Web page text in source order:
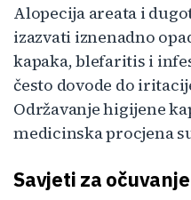
Alopecija areata i
izazvati iznenadno
kapaka, blefaritis i
često dovode do
Održavanje higijene
medicinska procjena
Savjeti za